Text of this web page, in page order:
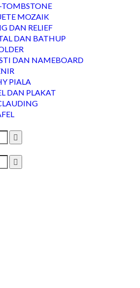
MOZAIK
DAN RELIEF
DAN BATHUP
DAN NAMEBOARD
PIALA
DAN PLAKAT